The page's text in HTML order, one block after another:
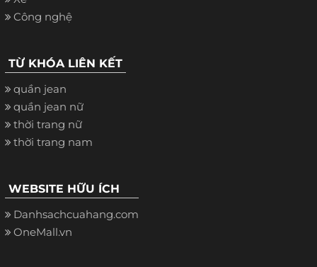
Công nghệ
TỪ KHÓA LIÊN KẾT
quần jean
quần jean nữ
thời trang nữ
thời trang nam
WEBSITE HỮU ÍCH
Danhsachcuahang.com
OneMall.vn